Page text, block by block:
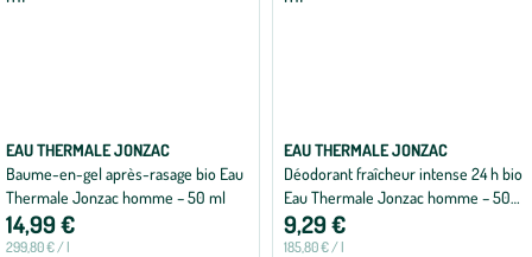
EAU THERMALE JONZAC
Baume-en-gel après-rasage bio Eau
Thermale Jonzac homme – 50 ml
14,99 €
299,80 € / l
EAU THERMALE JONZAC
Déodorant fraîcheur intense 24 h bio
Eau Thermale Jonzac homme – 50
ml
9,29 €
185,80 € / l